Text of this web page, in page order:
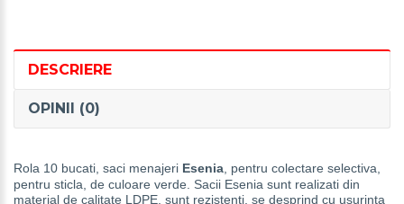
DESCRIERE
OPINII (0)
Rola 10 bucati, saci menajeri Esenia , pentru colectare selectiva,
pentru sticla, de culoare verde. Sacii Esenia sunt realizati din
material de calitate LDPE, sunt rezistenti, se desprind cu usurinta